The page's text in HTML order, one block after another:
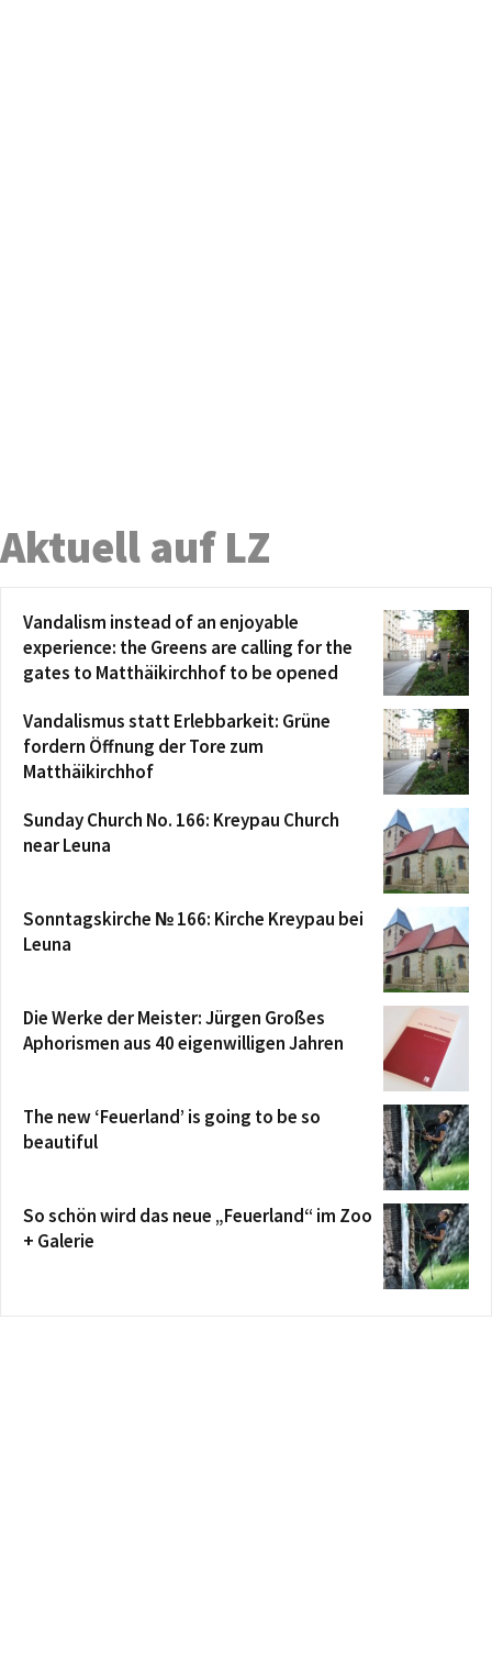
Aktuell auf LZ
Vandalism instead of an enjoyable
experience: the Greens are calling for the
gates to Matthäikirchhof to be opened
Vandalismus statt Erlebbarkeit: Grüne
fordern Öffnung der Tore zum
Matthäikirchhof
Sunday Church No. 166: Kreypau Church
near Leuna
Sonntagskirche № 166: Kirche Kreypau bei
Leuna
Die Werke der Meister: Jürgen Großes
Aphorismen aus 40 eigenwilligen Jahren
The new ‘Feuerland’ is going to be so
beautiful
So schön wird das neue „Feuerland“ im Zoo
+ Galerie